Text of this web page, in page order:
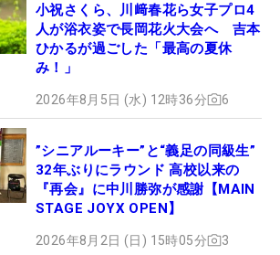
小祝さくら、川﨑春花ら女子プロ4
人が浴衣姿で長岡花火大会へ 吉本
ひかるが過ごした「最高の夏休
み！」
2026年8月5日 (水) 12時36分 6
”シニアルーキー”と“義足の同級生”
32年ぶりにラウンド 高校以来の
『再会』に中川勝弥が感謝【MAIN
STAGE JOYX OPEN】
2026年8月2日 (日) 15時05分 3